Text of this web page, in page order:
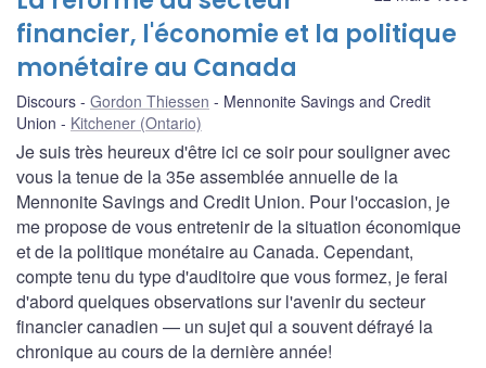
financier, l'économie et la politique
monétaire au Canada
Discours Gordon Thiessen
Mennonite Savings and Credit
Union
Kitchener (Ontario)
Je suis très heureux d'être ici ce soir pour souligner avec
vous la tenue de la 35e assemblée annuelle de la
Mennonite Savings and Credit Union. Pour l'occasion, je
me propose de vous entretenir de la situation économique
et de la politique monétaire au Canada. Cependant,
compte tenu du type d'auditoire que vous formez, je ferai
d'abord quelques observations sur l'avenir du secteur
financier canadien — un sujet qui a souvent défrayé la
chronique au cours de la dernière année!